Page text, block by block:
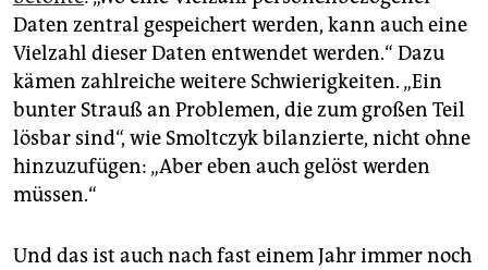
Daten zentral gespeichert werden, kann auch eine
Vielzahl dieser Daten entwendet werden.“ Dazu
kämen zahlreiche weitere Schwierigkeiten. „Ein
bunter Strauß an Problemen, die zum großen Teil
lösbar sind“, wie Smoltczyk bilanzierte, nicht ohne
hinzuzufügen: „Aber eben auch gelöst werden
müssen.“
Und das ist auch nach fast einem Jahr immer noch